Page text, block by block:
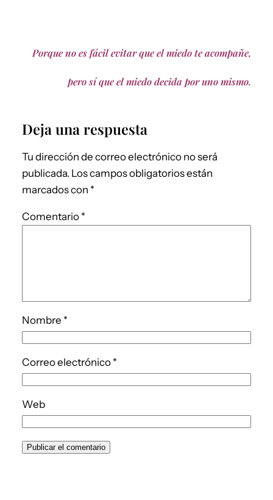
Porque no es fácil evitar que el miedo te acompañe,
pero sí que el miedo decida por uno mismo.
Deja una respuesta
Tu dirección de correo electrónico no será
publicada. Los campos obligatorios están
marcados con *
Comentario *
Nombre *
Correo electrónico *
Web